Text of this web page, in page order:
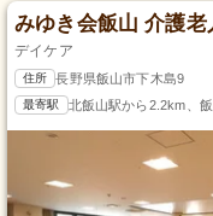
みゆき会飯山 介護
デイケア
住所 長野県飯山市下木島9
最寄駅 北飯山駅から2.2km、